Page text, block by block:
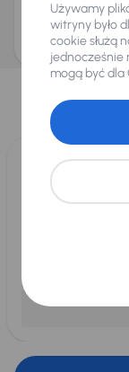
ani zagwarantowaną
Dopraváků 874/15,
Twoje dane
osobowych.
Wybieramy dla
dla
Używamy
witryny było
cookie służą
jednocześnie
mogą być dla